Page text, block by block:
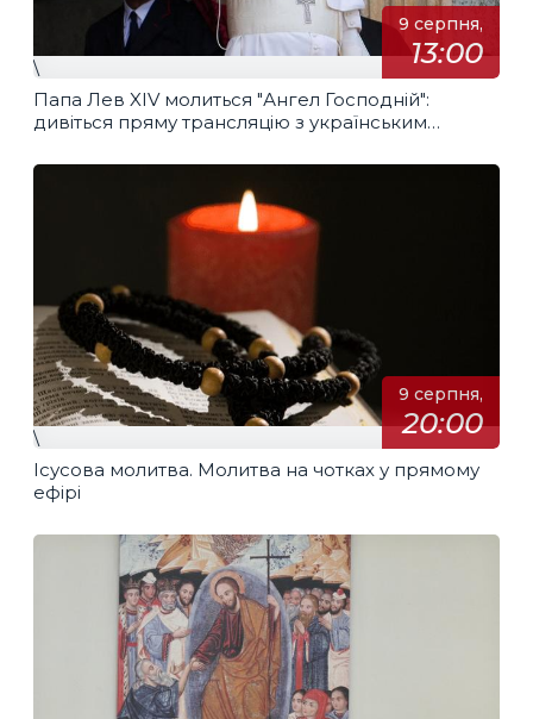
9 серпня,
13:00
\
Папа Лев XIV молиться "Ангел Господній":
дивіться пряму трансляцію з українським
9 серпня,
20:00
\
Ісусова молитва. Молитва на чотках у прямому
ефірі